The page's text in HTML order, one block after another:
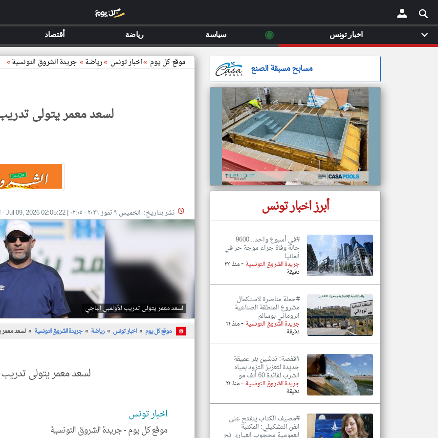
× موقع كل يوم »اخبار تونس »رياضة» جريدة الشروق التونسية»
لسعد معمر يتولى
نشر بتاريخ: الخميس ٩ تموز ٢٠٢٦ - ٠٢:٠٥ |
Jul 09, 2026 02:05:22
-
لسعد معمر يتولى تدريب الأولمبي الباجي
موقع كل يوم اخبار تونس رياضة جريدة الشروق التونسية لسعد معمر
لسعد معمر يتولى تدريب
اخبار تونس
موقع كل يوم -جريدة الشروق التونسية
مسابح مسبقة الصنع
أبرز اخبار تونس
#في أسبوع واحد.. 9600
حالة وفاة جراء موجة حر في
ألمانيا
جريدة الشروق التونسية - منذ ٢٣
دقيقة
#حملة مناصرة لاستكمال
مشروع المنطقة الصناعية
الروماني بوسالم
جريدة الشروق التونسية - منذ ٢١
دقيقة
#قفصة: تدشين بئر عميقة
جديدة لتعزيز التزود بمياه
الشرب لفائدة 60 ألف مو
جريدة الشروق التونسية - منذ ٢١
دقيقة
#مصيف الكتاب ينفتح على
الفن التشكيلي: المكتبة
العمومية محجوب العياري تح
اخبار تونس ◉ سياسة رياضة أقتصاد